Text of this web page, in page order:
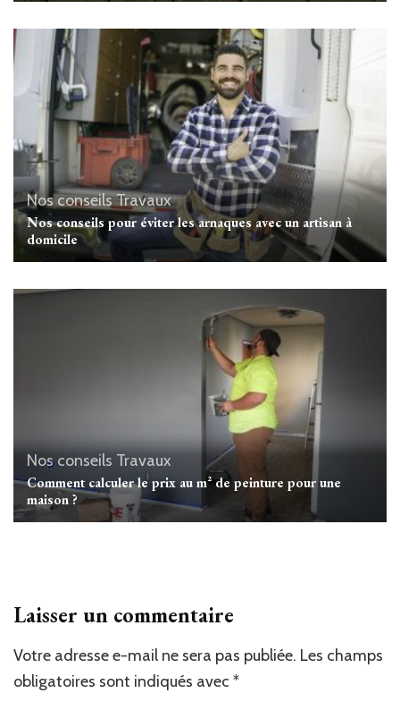
Nos conseils Travaux
Nos conseils pour éviter les arnaques avec un artisan à
domicile
Nos conseils Travaux
Comment calculer le prix au m² de peinture pour une
maison ?
Laisser un commentaire
Votre adresse e-mail ne sera pas publiée. Les champs
obligatoires sont indiqués avec *